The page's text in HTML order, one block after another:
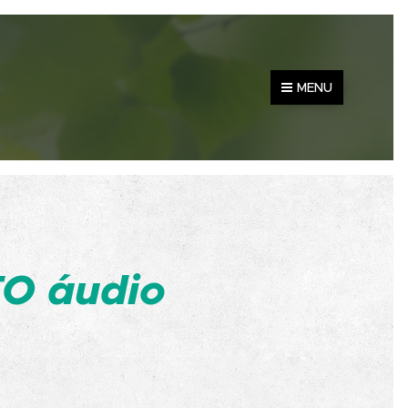
MENU
áudio